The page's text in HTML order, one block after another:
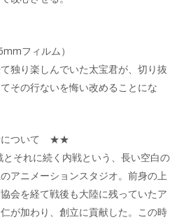
フィルム）
独り楽しんでいた太宝君が、切り抜
その行ないを悔い改めることにな
について ★★
それに続く内戦という、長い空白の
アニメーションスタジオ。前身の上
会を経て戦後も大陸に残っていたア
が加わり、創立に貢献した。この時